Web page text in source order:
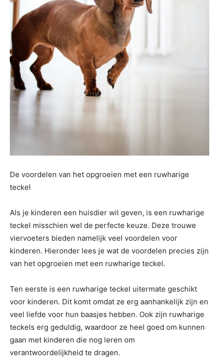
De voordelen van het opgroeien met een ruwharige
teckel
Als je kinderen een huisdier wil geven, is een ruwharige
teckel misschien wel de perfecte keuze. Deze trouwe
viervoeters bieden namelijk veel voordelen voor
kinderen. Hieronder lees je wat de voordelen precies zijn
van het opgroeien met een ruwharige teckel.
Ten eerste is een ruwharige teckel uitermate geschikt
voor kinderen. Dit komt omdat ze erg aanhankelijk zijn en
veel liefde voor hun baasjes hebben. Ook zijn ruwharige
teckels erg geduldig, waardoor ze heel goed om kunnen
gaan met kinderen die nog leren om
verantwoordelijkheid te dragen.